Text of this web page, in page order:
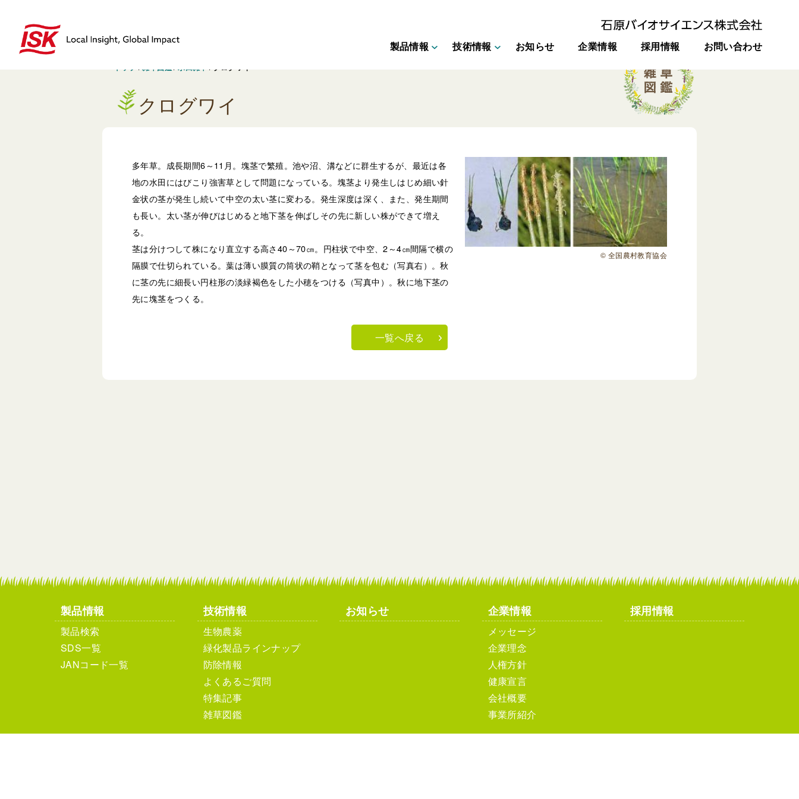
製品情報 技術情報 お知らせ 企業情報 採用情報 お問い合わせ
トップ /雑草図鑑/水田雑草 / クログワイ
クログワイ
© 全国農村教育協会
多年草。成長期間6～11月。塊茎で繁殖。池や沼、溝などに群生するが、最近は各
地の水田にはびこり強害草として問題になっている。塊茎より発生しはじめ細い針
金状の茎が発生し続いて中空の太い茎に変わる。発生深度は深く、また、発生期間
も長い。太い茎が伸びはじめると地下茎を伸ばしその先に新しい株ができて増え
る。
茎は分けつして株になり直立する高さ40～70㎝。円柱状で中空、2～4㎝間隔で横の
隔膜で仕切られている。葉は薄い膜質の筒状の鞘となって茎を包む（写真右）。秋
に茎の先に細長い円柱形の淡緑褐色をした小穂をつける（写真中）。秋に地下茎の
先に塊茎をつくる。
一覧へ戻る
製品情報
製品検索
SDS一覧
JANコード一覧
技術情報
生物農薬
緑化製品ラインナップ
防除情報
よくあるご質問
特集記事
雑草図鑑
お知らせ 企業情報
メッセージ
企業理念
人権方針
健康宣言
会社概要
事業所紹介
採用情報